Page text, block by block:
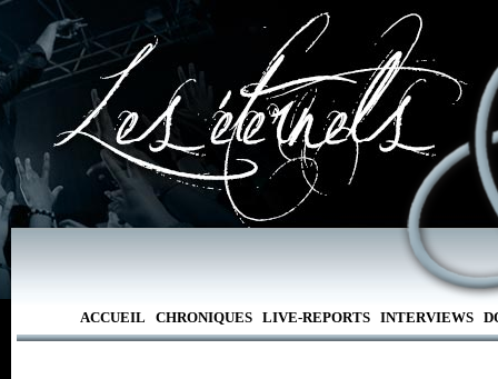
ACCUEIL CHRONIQUES LIVE-REPORTS INTERVIEWS